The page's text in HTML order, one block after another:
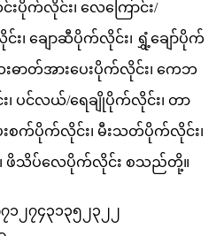
းပိုက်လိုင်း၊ လေကြောင်း/
၊ ချောဆီပိုက်လိုင်း၊ ရွှံ့ချော်ပိုက်
းဓာတ်အားပေးပိုက်လိုင်း၊ ကေဘ
ပင်လယ်/ရေချိုပိုက်လိုင်း၊ တာ
စက်ပိုက်လိုင်း၊ မီးသတ်ပိုက်လိုင်း၊
ဖိသိပ်လေပိုက်လိုင်း စသည်တို့။